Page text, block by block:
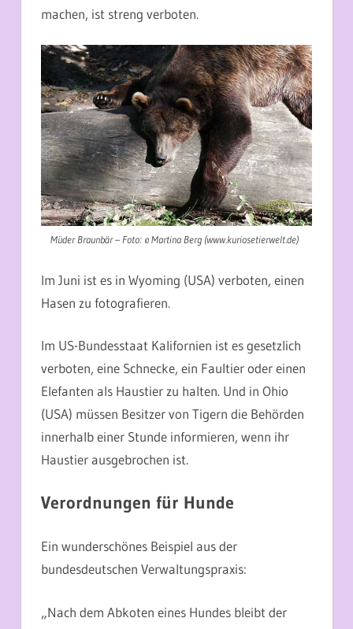
machen, ist streng verboten.
Müder Braunbär – Foto: © Martina Berg (www.kuriosetierwelt.de)
Im Juni ist es in Wyoming (USA) verboten, einen
Hasen zu fotografieren.
Im US-Bundesstaat Kalifornien ist es gesetzlich
verboten, eine Schnecke, ein Faultier oder einen
Elefanten als Haustier zu halten. Und in Ohio
(USA) müssen Besitzer von Tigern die Behörden
innerhalb einer Stunde informieren, wenn ihr
Haustier ausgebrochen ist.
Verordnungen für Hunde
Ein wunderschönes Beispiel aus der
bundesdeutschen Verwaltungspraxis:
„Nach dem Abkoten eines Hundes bleibt der